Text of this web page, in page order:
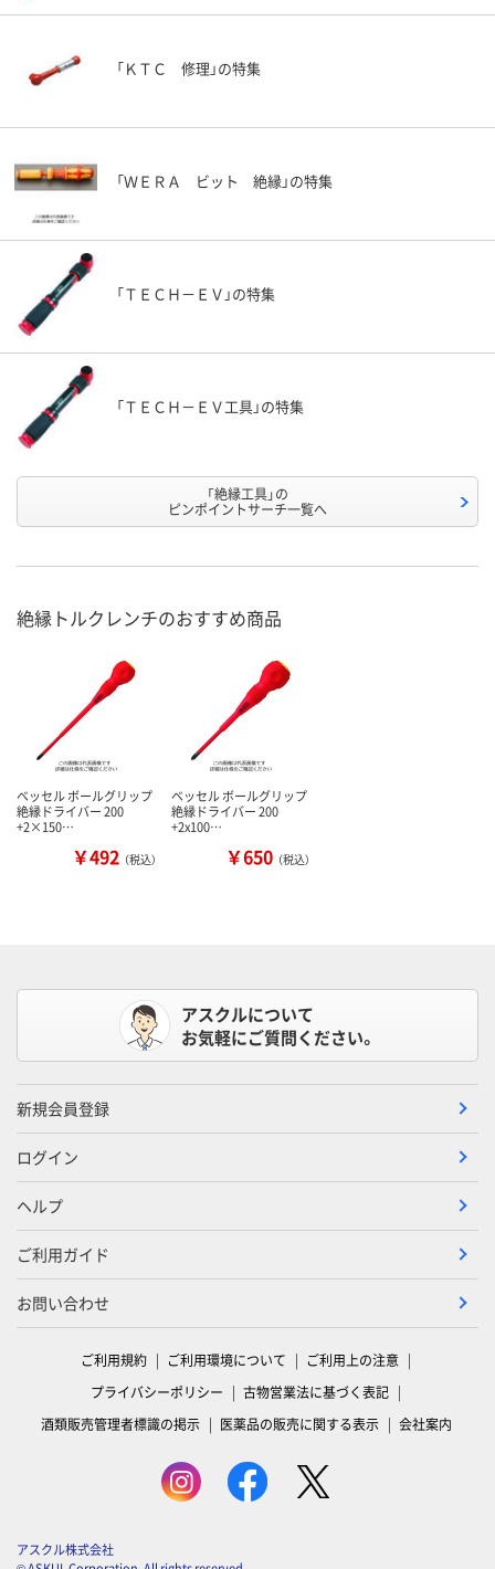
「ＫＴＣ 修理」の特集
「ＷＥＲＡ ビット 絶縁」の特集
「ＴＥＣＨ－ＥＶ」の特集
「ＴＥＣＨ－ＥＶ工具」の特集
「絶縁工具」の
ピンポイントサーチ一覧へ
絶縁トルクレンチのおすすめ商品
ベッセル ボールグリップ
絶縁ドライバー 200
+2×150…
￥492 （税込）
ベッセル ボールグリップ
絶縁ドライバー 200
+2x100…
￥650 （税込）
アスクルについて
お気軽にご質問ください。
新規会員登録
ログイン
ヘルプ
ご利用ガイド
お問い合わせ
ご利用規約 ご利用環境について
ご利用上の注意
プライバシーポリシー
古物営業法に基づく表記
酒類販売管理者標識の掲示
医薬品の販売に関する表示 会社案内
アスクル株式会社